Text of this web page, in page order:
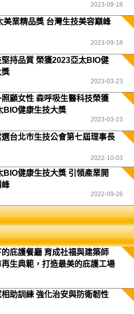
2023-09-18
美業精品獎 台灣生技美容巔峰
2023-09-18
持品質 榮獲2023亞太BIO健
獎
2023-03-23
顧女性 森呼吸生醫科技榮獲
BIO健康生技大獎
2023-03-23
台北市生技公會第七屆理事長
2022-10-03
BIO健康生技大獎 引領產業開
峰
2022-09-26
庇護餐廳 育成社福與建築師
生典範，打造最美的庇護工場
助訓練 強化治安與防衛韌性